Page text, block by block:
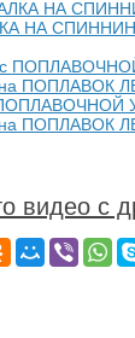
НА
ПОПЛАВОК
видео с